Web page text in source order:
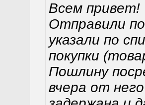
Всем привет!
Отправили
указали по
покупки
Пошлину
вчера от